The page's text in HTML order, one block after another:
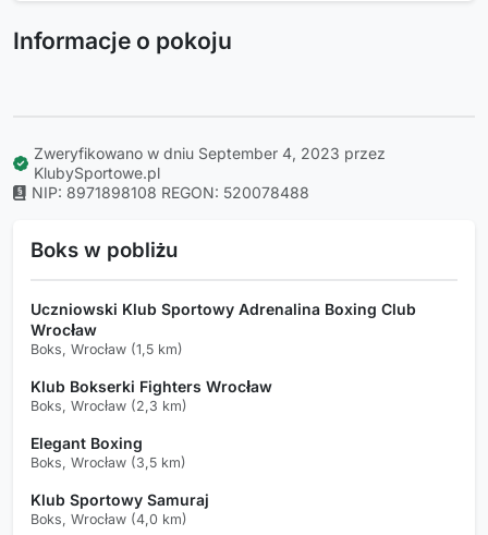
Informacje o pokoju
Zweryfikowano w dniu September 4, 2023 przez
KlubySportowe.pl
NIP: 8971898108 REGON: 520078488
Boks w pobliżu
Uczniowski Klub Sportowy Adrenalina Boxing Club
Wrocław
Boks, Wrocław (1,5 km)
Klub Bokserki Fighters Wrocław
Boks, Wrocław (2,3 km)
Elegant Boxing
Boks, Wrocław (3,5 km)
Klub Sportowy Samuraj
Boks, Wrocław (4,0 km)